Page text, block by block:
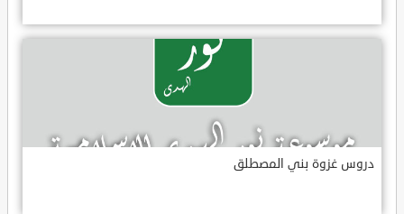
دروس غزوة بني المصطلق